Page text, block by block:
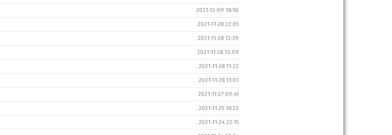
2021-12-09 18:50
2021-11-28 22:05
2021-11-28 12:39
2021-11-28 12:09
2021-11-28 11:22
2021-11-28 11:01
2021-11-27 09:41
2021-11-25 18:22
2021-11-24 22:15